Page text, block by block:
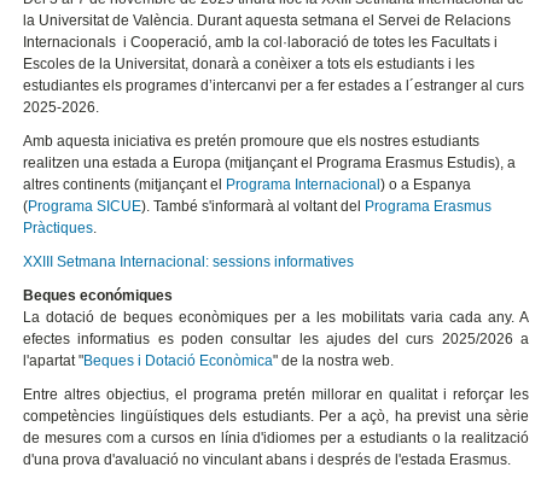
la Universitat de València. Durant aquesta setmana el Servei de Relacions
Internacionals i Cooperació, amb la col·laboració de totes les Facultats i
Escoles de la Universitat, donarà a conèixer a tots els estudiants i les
estudiantes els programes d’intercanvi per a fer estades a l´estranger al curs
2025-2026.
Amb aquesta iniciativa es pretén promoure que els nostres estudiants
realitzen una estada a Europa (mitjançant el Programa Erasmus Estudis), a
altres continents (mitjançant el
Programa Internacional) o a Espanya
(Programa SICUE). També s'informarà al voltant del
Programa Erasmus
Pràctiques.
XXIII Setmana Internacional: sessions informatives
Beques económiques
La dotació de beques econòmiques per a les mobilitats varia cada any. A
efectes informatius es poden consultar les ajudes del curs 2025/2026 a
l'apartat "Beques i Dotació Econòmica" de la nostra web.
Entre altres objectius, el programa pretén millorar en qualitat i reforçar les
competències lingüístiques dels estudiants. Per a açò, ha previst una sèrie
de mesures com a cursos en línia d'idiomes per a estudiants o la realització
d'una prova d'avaluació no vinculant abans i després de l'estada Erasmus.